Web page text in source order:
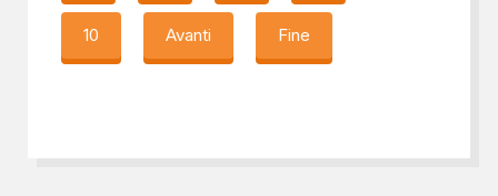
10 Avanti Fine